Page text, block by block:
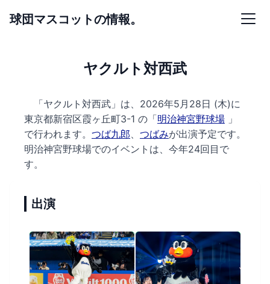
球団マスコットの情報。
ヤクルト対西武
「ヤクルト対西武」は、2026年5月28日 (木)に
東京都新宿区霞ヶ丘町3-1 の 「明治神宮野球場 」
で行われます。 つば九郎、 つばみが出演予定です。
明治神宮野球場でのイベントは、今年24回目で
す。
出演